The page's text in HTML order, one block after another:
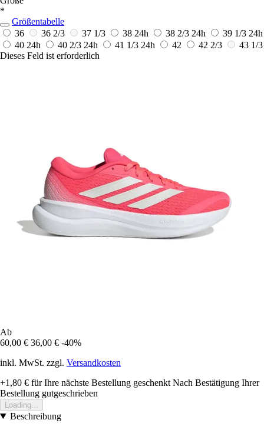
*
Größentabelle
36
36 2/3 37 1/3 38 24h 38 2/3 24h 39 1/3 24h
40 24h 40 2/3 24h 41 1/3 24h 42 42 2/3
43 1/3
Dieses Feld ist erforderlich
Ab
60,00 € 36,00 € -40%
inkl. MwSt. zzgl. Versandkosten
+1,80 € für Ihre nächste Bestellung geschenkt Nach Bestätigung Ihrer
Bestellung gutgeschrieben
Loading...
Beschreibung